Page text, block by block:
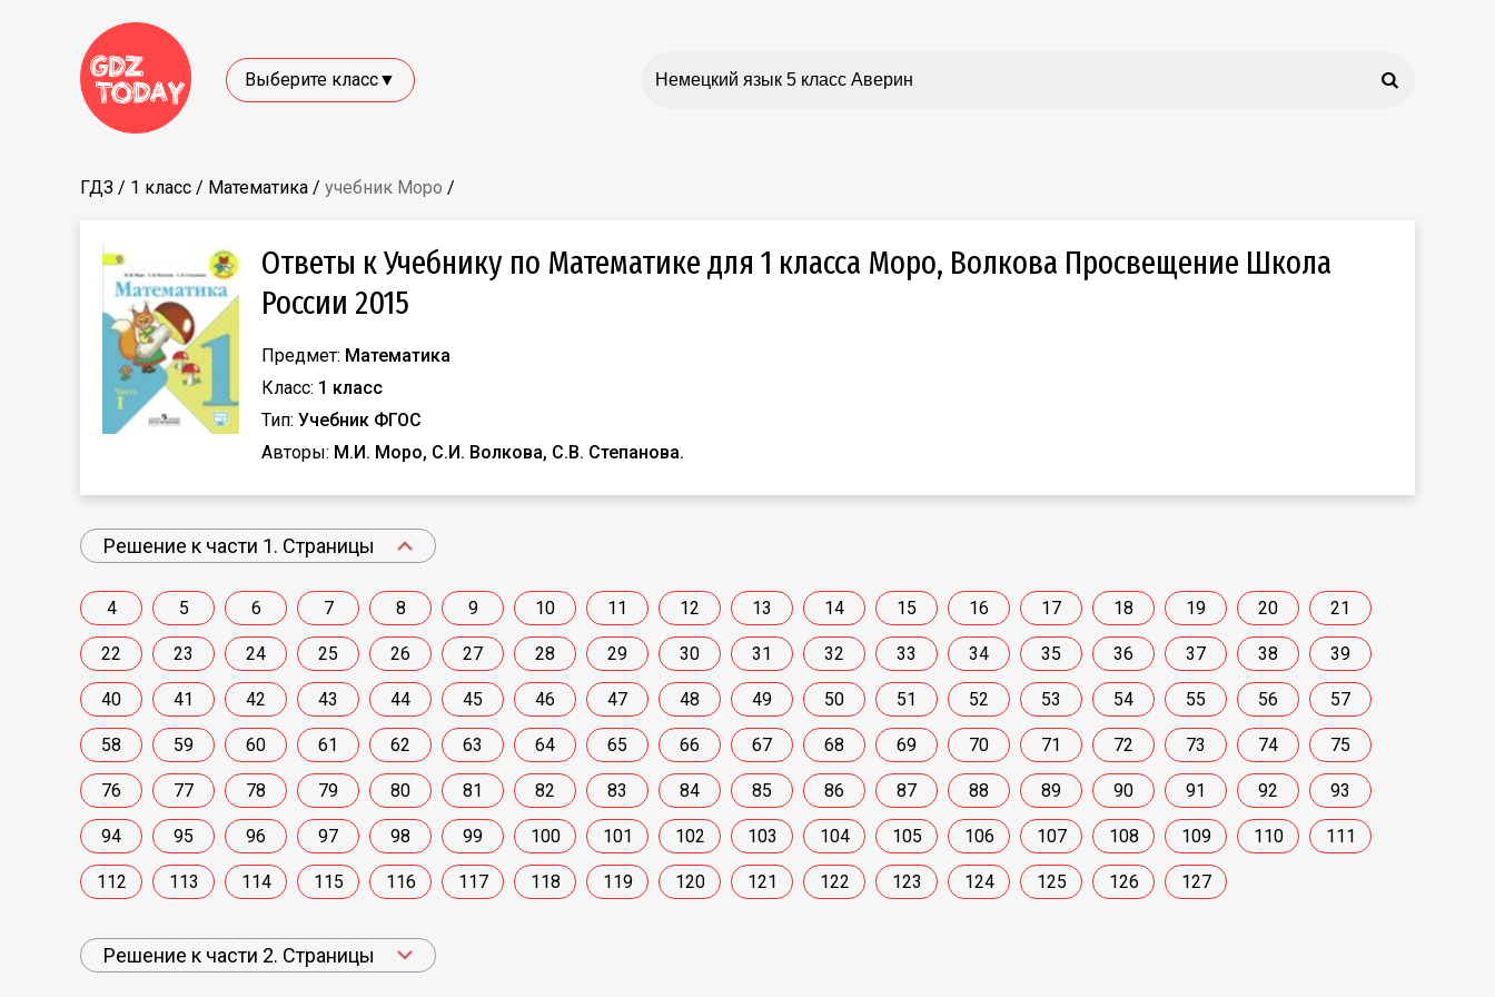
Выберите класс▼
ГДЗ / 1 класс / Математика / учебник Моро /
Ответы к Учебнику по Математике для 1 класса Моро, Волкова Просвещение Школа
России 2015
Предмет: Математика
Класс: 1 класс
Тип: Учебник ФГОС
Авторы: М.И. Моро, С.И. Волкова, С.В. Степанова.
Решение к части 1. Страницы
4 5 6 7 8 9 10 11 12 13 14 15 16 17 18 19 20 21
22 23 24 25 26 27 28 29 30 31 32 33 34 35 36 37 38 39
40 41 42 43 44 45 46 47 48 49 50 51 52 53 54 55 56 57
58 59 60 61 62 63 64 65 66 67 68 69 70 71 72 73 74 75
76 77 78 79 80 81 82 83 84 85 86 87 88 89 90 91 92 93
94 95 96 97 98 99 100 101 102 103 104 105 106 107 108 109 110 111
112 113 114 115 116 117 118 119 120 121 122 123 124 125 126 127
Решение к части 2. Страницы